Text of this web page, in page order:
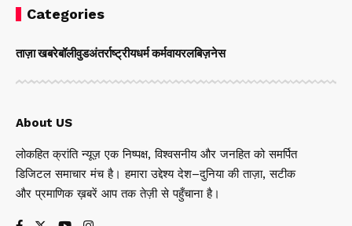
Categories
ताज़ा खबरेबॉलीवुडअंतर्राष्ट्रीयधर्म कर्मवायरलबिज़नेस
About US
लोकहित क्रांति न्यूज़ एक निष्पक्ष, विश्वसनीय और जनहित को समर्पित
डिजिटल समाचार मंच है। हमारा उद्देश्य देश–दुनिया की ताज़ा, सटीक
और प्रमाणिक ख़बरें आप तक तेज़ी से पहुँचाना है।